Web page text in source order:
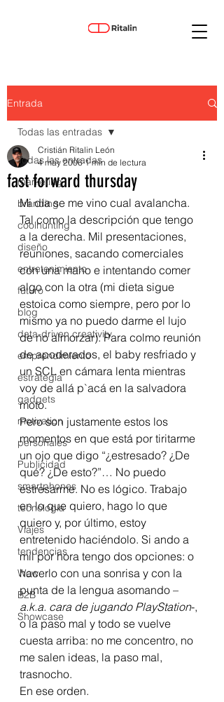
Entrada
Todas las entradas
marketing
branding
coolhunting
diseño
entretenimiento
futuro
blog
data-driven creativity
emprendimiento
estrategia
gadgets
motivation
personales
Publicidad
smartphones
tecnología
Viajes
tendencias
Wow
B2B
Showcase
Todas las entradas
fast forward thursday
Cristián Ritalin León
4 may 2006 1 min de lectura
Mi día se me vino cual avalancha.
Tal como la descripción que tengo
a la derecha. Mil presentaciones,
reuniones, sacando comerciales
con una mano e intentando comer
algo con la otra (mi dieta sigue
estoica como siempre, pero por lo
mismo ya no puedo darme el lujo
de no almorzar). Para colmo reunión
de apoderados, el baby resfriado y
un SCL en cámara lenta mientras
voy de allá p`acá en la salvadora
moto.
Pero son justamente estos los
momentos en que está por tiritarme
un ojo que digo “¿estresado? ¿De
qué? ¿De esto?”… No puedo
estresarme. No es lógico. Trabajo
en lo que quiero, hago lo que
quiero y, por último, estoy
entretenido haciéndolo. Si ando a
mil por hora tengo dos opciones: o
hacerlo con una sonrisa y con la
punta de la lengua asomando –
a.k.a. cara de jugando PlayStation-,
o la paso mal y todo se vuelve
cuesta arriba: no me concentro, no
me salen ideas, la paso mal,
trasnocho.
En ese orden.